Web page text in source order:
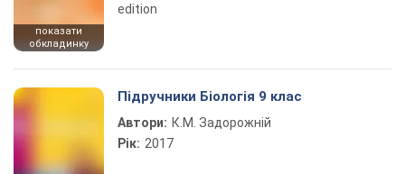
показати
обкладинку
edition
Підручники Біологія 9 клас
Автори: К.М. Задорожній
Рік: 2017